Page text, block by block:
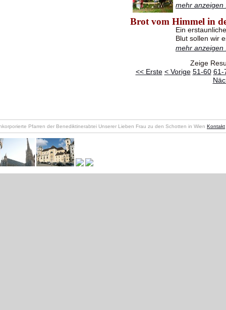
mehr anzeigen
Brot vom Himmel in
Ein
Blut sollen wir
mehr anzeigen
Zeige
<< Erste < Vorige 51-60 61-
Pfarren der Benediktinerabtei Unserer Lieben Frau zu den Schotten in Wien Kontakt